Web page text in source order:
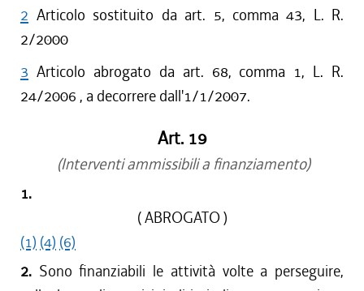
2 Articolo sostituito da art. 5, comma 43, L. R.
2/2000
3 Articolo abrogato da art. 68, comma 1, L. R.
24/2006 , a decorrere dall'1/1/2007.
Art. 19
(Interventi ammissibili a finanziamento)
1.
( ABROGATO )
(1) (4) (6)
2. Sono finanziabili le attività volte a perseguire,